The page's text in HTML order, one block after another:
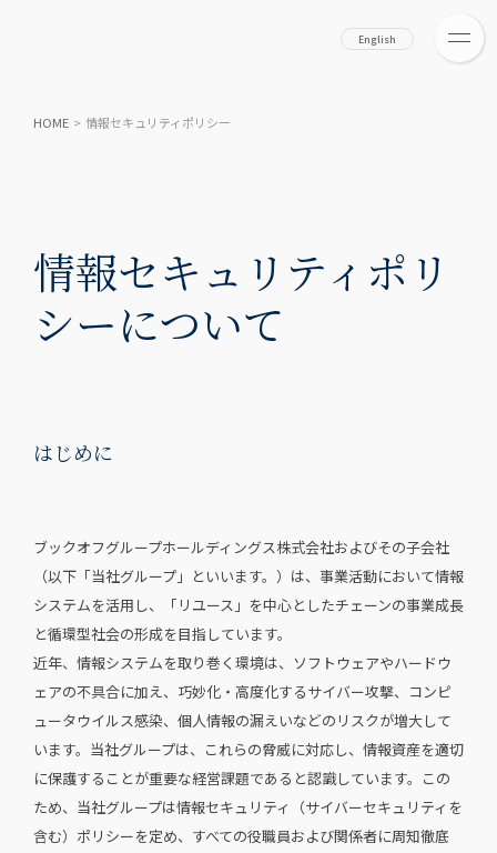
English
HOME > 情報セキュリティポリシー
情報セキュリティポリ
シーについて
はじめに
ブックオフグループホールディングス株式会社およびその子会社
（以下「当社グループ」といいます。）は、事業活動において情報
システムを活用し、「リユース」を中心としたチェーンの事業成長
と循環型社会の形成を目指しています。
近年、情報システムを取り巻く環境は、ソフトウェアやハードウ
ェアの不具合に加え、巧妙化・高度化するサイバー攻撃、コンピ
ュータウイルス感染、個人情報の漏えいなどのリスクが増大して
います。当社グループは、これらの脅威に対応し、情報資産を適切
に保護することが重要な経営課題であると認識しています。この
ため、当社グループは情報セキュリティ（サイバーセキュリティを
含む）ポリシーを定め、すべての役職員および関係者に周知徹底